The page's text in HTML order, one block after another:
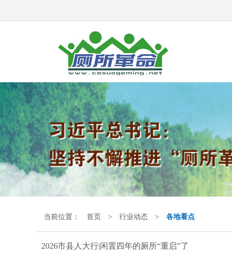
当前位置： 首页 > 行业动态 > 各地看点
2026市县人大行|闲置四年的厕所“重启”了